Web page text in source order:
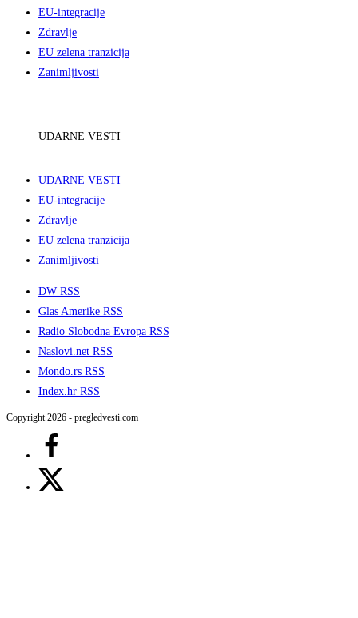
EU-integracije
Zdravlje
EU zelena tranzicija
Zanimljivosti
UDARNE VESTI
UDARNE VESTI
EU-integracije
Zdravlje
EU zelena tranzicija
Zanimljivosti
DW RSS
Glas Amerike RSS
Radio Slobodna Evropa RSS
Naslovi.net RSS
Mondo.rs RSS
Index.hr RSS
Copyright 2026 - pregledvesti.com